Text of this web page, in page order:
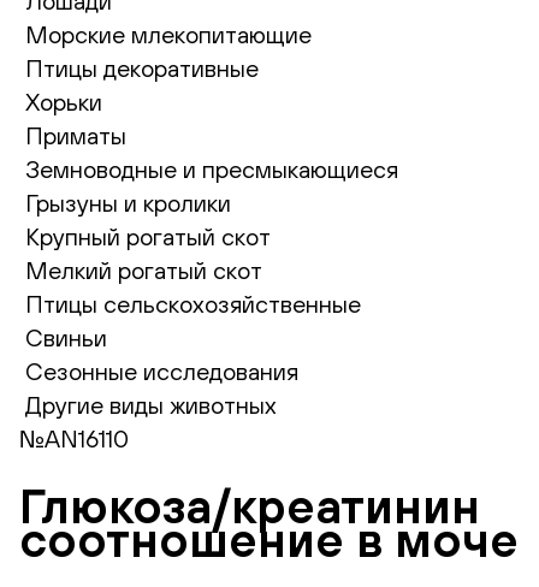
Морские млекопитающие
Птицы декоративные
Хорьки
Приматы
Земноводные и пресмыкающиеся
Грызуны и кролики
Крупный рогатый скот
Мелкий рогатый скот
Птицы сельскохозяйственные
Свиньи
Сезонные исследования
Другие виды животных
№AN16110
Глюкоза/креатинин
соотношение в моче